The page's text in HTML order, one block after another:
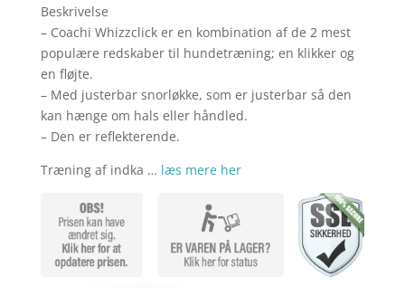
Beskrivelse
– Coachi Whizzclick er en kombination af de 2 mest
populære redskaber til hundetræning; en klikker og
en fløjte.
– Med justerbar snorløkke, som er justerbar så den
kan hænge om hals eller håndled.
– Den er reflekterende.
Træning af indka … læs mere her